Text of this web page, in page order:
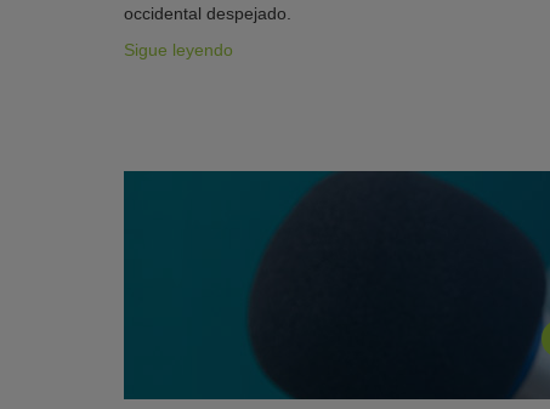
occidental despejado.
Sigue leyendo